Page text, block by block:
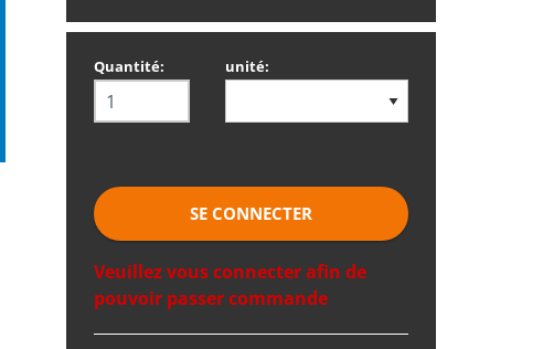
Quantité: unité:
SE CONNECTER
Veuillez vous connecter afin de
pouvoir passer commande